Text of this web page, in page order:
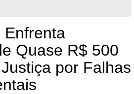
Enfrenta
Quase R$ 500
por Falhas